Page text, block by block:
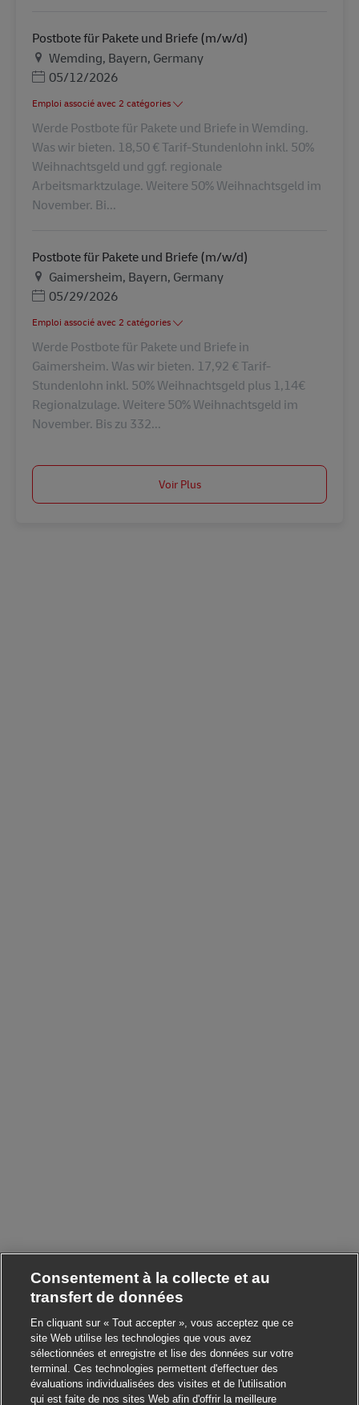
Postbote für Pakete und Briefe (m/w/d)
LieuWemding, Bayern, Germany
Posted Date
05/12/2026
Emploi associé avec 2 catégories
Werde Postbote für Pakete und Briefe in Wemding.
Was wir bieten. 18,50 € Tarif-Stundenlohn inkl. 50%
Weihnachtsgeld und ggf. regionale
Arbeitsmarktzulage. Weitere 50% Weihnachtsgeld im
November. Bi...
Postbote für Pakete und Briefe (m/w/d)
LieuGaimersheim, Bayern, Germany
Posted Date
05/29/2026
Emploi associé avec 2 catégories
Werde Postbote für Pakete und Briefe in
Gaimersheim. Was wir bieten. 17,92 € Tarif-
Stundenlohn inkl. 50% Weihnachtsgeld plus 1,14€
Regionalzulage. Weitere 50% Weihnachtsgeld im
November. Bis zu 332...
Voir Plus
Consentement à la collecte et au
transfert de données
En cliquant sur « Tout accepter », vous acceptez que ce
site Web utilise les technologies que vous avez
sélectionnées et enregistre et lise des données sur votre
terminal. Ces technologies permettent d'effectuer des
évaluations individualisées des visites et de l'utilisation
qui est faite de nos sites Web afin d'offrir la meilleure